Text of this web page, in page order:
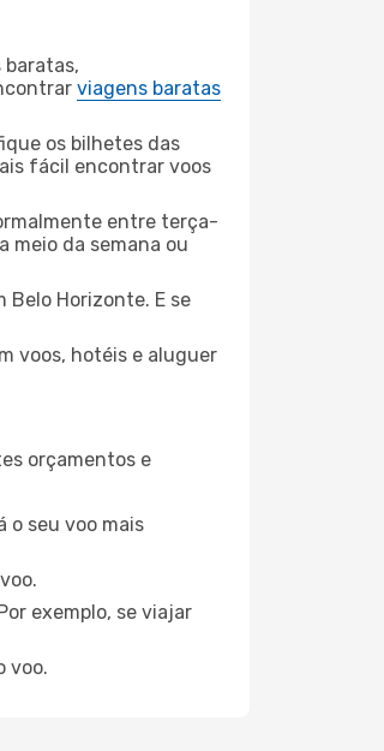
viagens baratas
os bilhetes das
fácil encontrar voos
entre terça-
meio da semana ou
Belo Horizonte. E se
voos, hotéis e aluguer
orçamentos e
o seu voo mais
exemplo, se viajar
voo.